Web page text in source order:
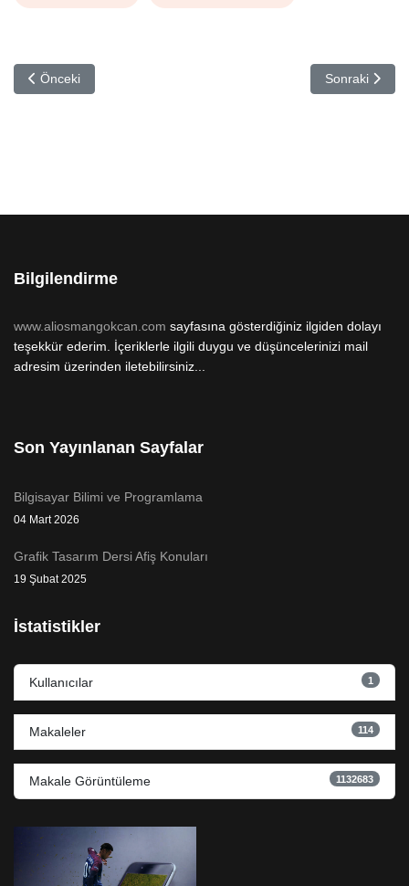
Önceki makale: Baskı Makineleri
Önceki Sonraki
Sonraki
Bilgilendirme
www.aliosmangokcan.com sayfasına gösterdiğiniz ilgiden dolayı
teşekkür ederim. İçeriklerle ilgili duygu ve düşüncelerinizi mail
adresim üzerinden iletebilirsiniz...
Son Yayınlanan Sayfalar
Bilgisayar Bilimi ve Programlama
04 Mart 2026
Grafik Tasarım Dersi Afiş Konuları
19 Şubat 2025
İstatistikler
Kullanıcılar 1
Makaleler 114
Makale Görüntüleme 1132683